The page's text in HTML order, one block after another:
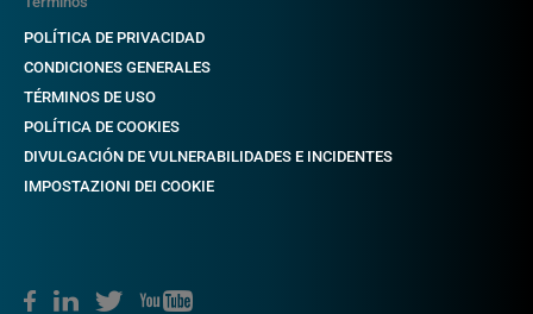
POLÍTICA DE PRIVACIDAD
CONDICIONES GENERALES
TÉRMINOS DE USO
POLÍTICA DE COOKIES
DIVULGACIÓN DE VULNERABILIDADES E INCIDENTES
IMPOSTAZIONI DEI COOKIE